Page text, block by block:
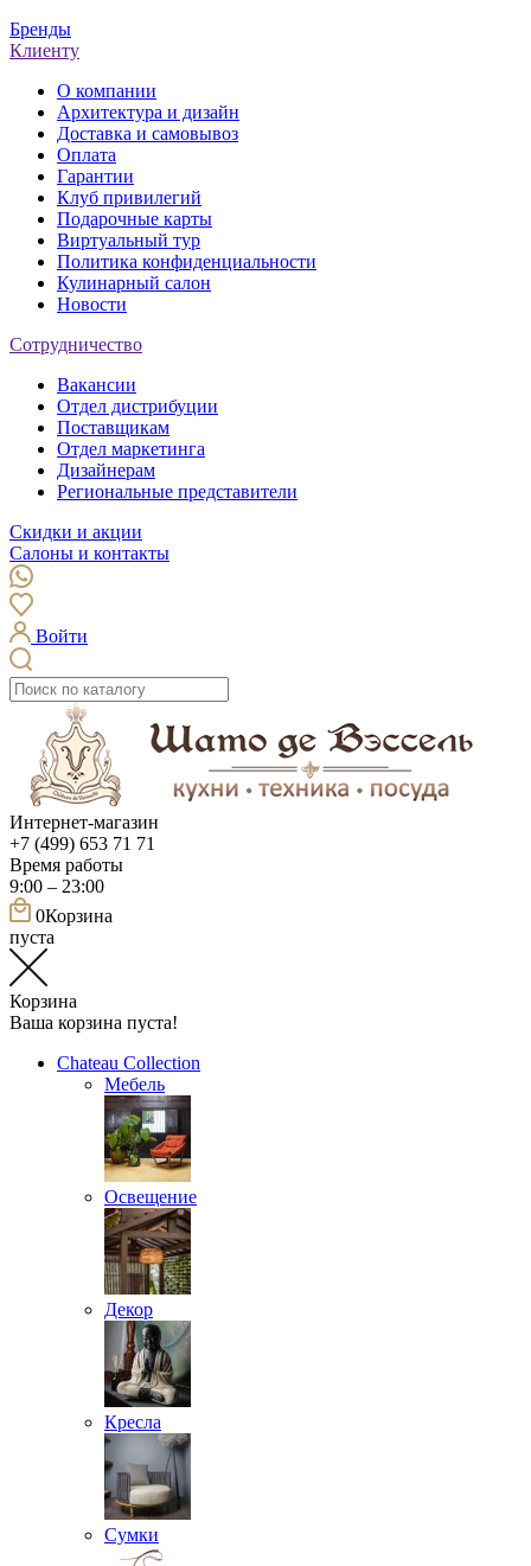
Бренды
Клиенту
О компании
Архитектура и дизайн
Доставка и самовывоз
Оплата
Гарантии
Клуб привилегий
Подарочные карты
Виртуальный тур
Политика конфиденциальности
Кулинарный салон
Новости
Сотрудничество
Вакансии
Отдел дистрибуции
Поставщикам
Отдел маркетинга
Дизайнерам
Региональные представители
Скидки и акции
Салоны и контакты
Войти
Интернет-магазин
+7 (499) 653 71 71
Время работы
9:00 – 23:00
0Корзина
пуста
Корзина
Ваша корзина пуста!
Chateau Collection
Мебель
Освещение
Декор
Кресла
Сумки